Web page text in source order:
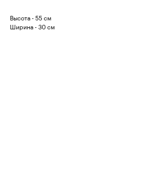
Высота - 55 см
Ширина - 30 см